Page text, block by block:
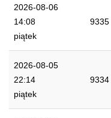
2026-08-06
14:08
piątek
9335
2026-08-05
22:14
piątek
9334